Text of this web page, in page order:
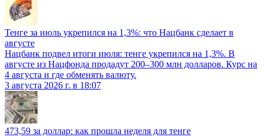
Тенге за июль укрепился на 1,3%: что Нацбанк сделает в
августе
Нацбанк подвел итоги июля: тенге укрепился на 1,3%. В
августе из Нацфонда продадут 200–300 млн долларов. Курс на
4 августа и где обменять валюту.
3 августа 2026 г. в 18:07
473,59 за доллар: как прошла неделя для тенге